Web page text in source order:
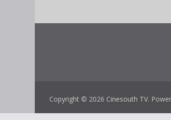
Copyright © 2026 Cinesouth TV.